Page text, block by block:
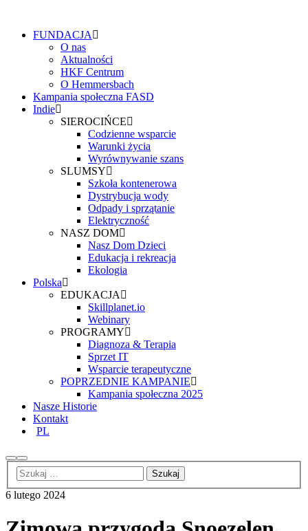
FUNDACJA
O nas
Aktualności
HKF Centrum
O Hemmersbach
Kampania społeczna FASD
Indie
SIEROCIŃCE
Codzienne wsparcie
Warunki życia
Wyrównywanie szans
SLUMSY
Szkoła kontenerowa
Dystrybucja wody
Odpady i sprzątanie
Elektryczność
NASZ DOM
Nasz Dom Dzieci
Edukacja i rekreacja
Ekologia
Polska
EDUKACJA
Skillplanet.io
Webinary
PROGRAMY
Diagnoza & Terapia
Sprzet IT
Wsparcie terapeutyczne
POPRZEDNIE KAMPANIE
Kampania społeczna 2025
Nasze Historie
Kontakt
PL
6 lutego 2024